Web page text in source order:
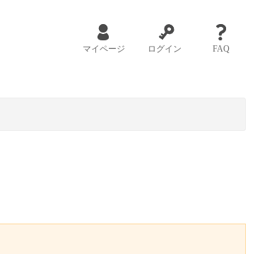
マイページ ログイン FAQ